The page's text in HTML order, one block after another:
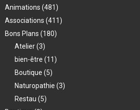
Animations (481)
Associations (411)
Bons Plans (180)
Atelier(3)
bien-être (11)
Boutique (5)
Naturopathie (3)
Restau (5)